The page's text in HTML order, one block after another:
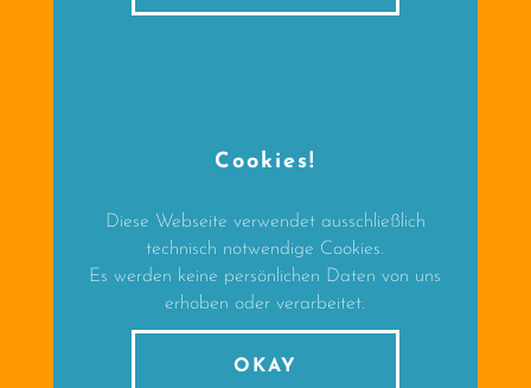
Cookies!
Diese Webseite verwendet ausschließlich
technisch notwendige Cookies.
Es werden keine persönlichen Daten von uns
erhoben oder verarbeitet.
OKAY